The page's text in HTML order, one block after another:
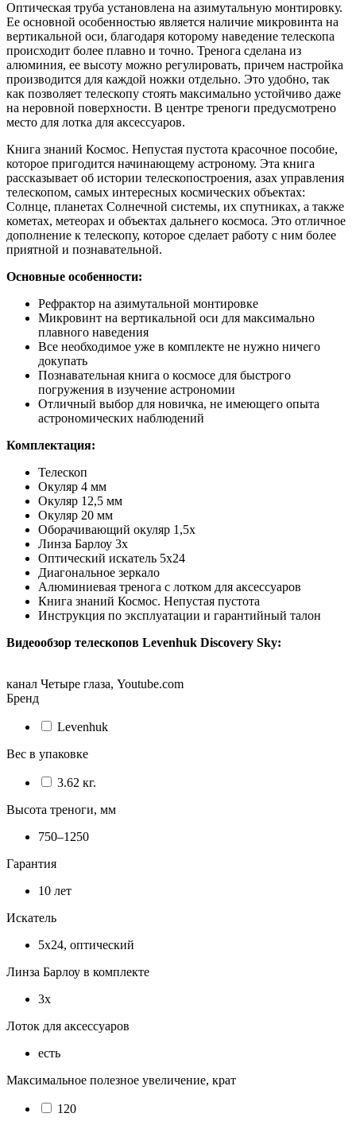
Оптическая труба установлена на азимутальную монтировку.
Ее основной особенностью является наличие микровинта на
вертикальной оси, благодаря которому наведение телескопа
происходит более плавно и точно. Тренога сделана из
алюминия, ее высоту можно регулировать, причем настройка
производится для каждой ножки отдельно. Это удобно, так
как позволяет телескопу стоять максимально устойчиво даже
на неровной поверхности. В центре треноги предусмотрено
место для лотка для аксессуаров.
Книга знаний Космос. Непустая пустота красочное пособие,
которое пригодится начинающему астроному. Эта книга
рассказывает об истории телескопостроения, азах управления
телескопом, самых интересных космических объектах:
Солнце, планетах Солнечной системы, их спутниках, а также
кометах, метеорах и объектах дальнего космоса. Это отличное
дополнение к телескопу, которое сделает работу с ним более
приятной и познавательной.
Основные особенности:
Рефрактор на азимутальной монтировке
Микровинт на вертикальной оси для максимально
плавного наведения
Все необходимое уже в комплекте не нужно ничего
докупать
Познавательная книга о космосе для быстрого
погружения в изучение астрономии
Отличный выбор для новичка, не имеющего опыта
астрономических наблюдений
Комплектация:
Телескоп
Окуляр 4 мм
Окуляр 12,5 мм
Окуляр 20 мм
Оборачивающий окуляр 1,5x
Линза Барлоу 3х
Оптический искатель 5х24
Диагональное зеркало
Алюминиевая тренога с лотком для аксессуаров
Книга знаний Космос. Непустая пустота
Инструкция по эксплуатации и гарантийный талон
Видеообзор телескопов Levenhuk Discovery Sky:
канал Четыре глаза, Youtube.com
Бренд
Levenhuk
Вес в упаковке
3.62 кг.
Высота треноги, мм
750–1250
Гарантия
10 лет
Искатель
5х24, оптический
Линза Барлоу в комплекте
3x
Лоток для аксессуаров
есть
Максимальное полезное увеличение, крат
120